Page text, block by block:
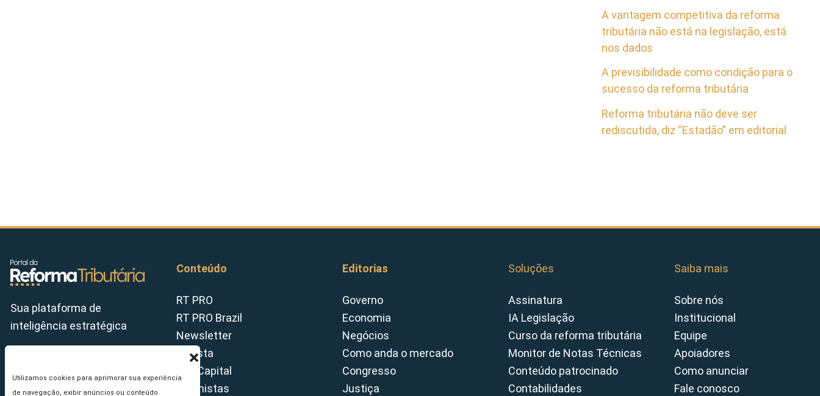
Utilizamos cookies para aprimorar sua experiência
de navegação, exibir anúncios ou conteúdo
A vantagem competitiva da reforma
tributária não está na legislação, está
nos dados
A previsibilidade como condição para o
sucesso da reforma tributária
Reforma tributária não deve ser
rediscutida, diz “Estadão” em editorial
Sua plataforma de
inteligência estratégica
Conteúdo
RT PRO
RT PRO Brazil
Newsletter
Revista
Tax Capital
Colunistas
Editorias
Governo
Economia
Negócios
Como anda o mercado
Congresso
Justiça
Soluções
Assinatura
IA Legislação
Curso da reforma tributária
Monitor de Notas Técnicas
Conteúdo patrocinado
Contabilidades
Saiba mais
Sobre nós
Institucional
Equipe
Apoiadores
Como anunciar
Fale conosco